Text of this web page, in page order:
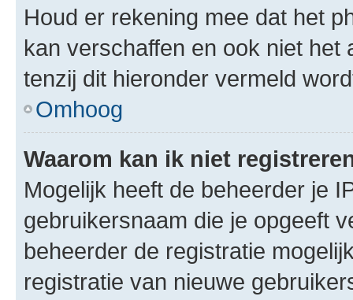
Houd er rekening mee dat het
kan verschaffen en ook niet
tenzij dit hieronder vermeld
Omhoog
Waarom kan ik niet
Mogelijk heeft de beheerder je
gebruikersnaam die je opgeeft
beheerder de registratie
registratie van nieuwe